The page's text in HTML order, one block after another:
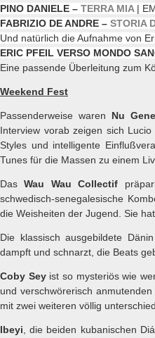
PINO DANIELE – TERRA MIA |
FABRIZIO DE ANDRE – STORIA
Und natürlich die Aufnahme von
ERIC PFEIL VERSO MONDO
Eine passende Überleitung zum
Weekend Fest
Passenderweise waren Nu
Interview vorab zeigen sich
Styles und intelligente
Tunes für die Massen zu einem
DasWau Wau Collectif
schwedisch-senegalesische
die Weisheiten der Jugend. Sie
Die klassisch ausgebildete Dänin
dampft und schnarzt, die Beats
Coby Sey ist so mysteriös wie
und verschwörerisch
mit zwei weiteren völlig
Ibeyi, die beiden kubanischen